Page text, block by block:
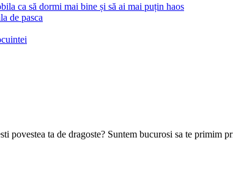
ca să dormi mai bine și să ai mai puțin haos
de pasca
povestea ta de dragoste? Suntem bucurosi sa te